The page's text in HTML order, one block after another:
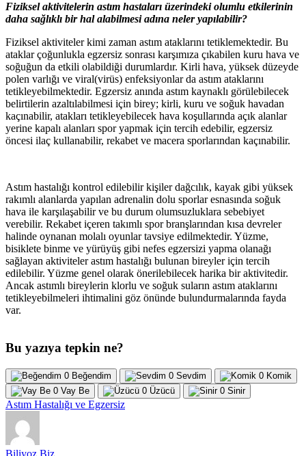
Fiziksel aktivitelerin astım hastaları üzerindeki olumlu etkilerinin
daha sağlıklı bir hal alabilmesi adına neler yapılabilir?
Fiziksel aktiviteler kimi zaman astım ataklarını tetiklemektedir. Bu
ataklar çoğunlukla egzersiz sonrası karşımıza çıkabilen kuru hava ve
soğuğun da etkili olabildiği durumlardır. Kirli hava, yüksek düzeyde
polen varlığı ve viral(virüs) enfeksiyonlar da astım ataklarını
tetikleyebilmektedir. Egzersiz anında astım kaynaklı görülebilecek
belirtilerin azaltılabilmesi için birey; kirli, kuru ve soğuk havadan
kaçınabilir, atakları tetikleyebilecek hava koşullarında açık alanlar
yerine kapalı alanları spor yapmak için tercih edebilir, egzersiz
öncesi ilaç kullanabilir, rekabet ve macera sporlarından kaçınabilir.
Astım hastalığı kontrol edilebilir kişiler dağcılık, kayak gibi yüksek
rakımlı alanlarda yapılan adrenalin dolu sporlar esnasında soğuk
hava ile karşılaşabilir ve bu durum olumsuzluklara sebebiyet
verebilir. Rekabet içeren takımlı spor branşlarından kısa devreler
halinde oynanan molalı oyunlar tavsiye edilmektedir. Yüzme,
bisiklete binme ve yürüyüş gibi nefes egzersizi yapma olanağı
sağlayan aktiviteler astım hastalığı bulunan bireyler için tercih
edilebilir. Yüzme genel olarak önerilebilecek harika bir aktivitedir.
Ancak astımlı bireylerin klorlu ve soğuk suların astım ataklarını
tetikleyebilmeleri ihtimalini göz önünde bulundurmalarında fayda
var.
Bu yazıya tepkin ne?
0 Beğendim 0 Sevdim 0 Komik
0 Vay Be 0 Üzücü 0 Sinir
Astım Hastalığı ve Egzersiz
Biliyoz Biz